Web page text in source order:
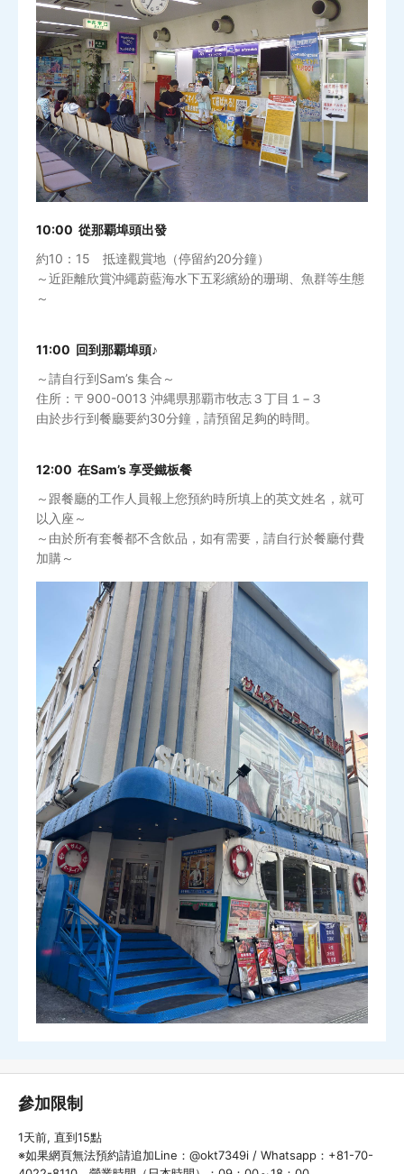
10:00 從那覇埠頭出發
約10：15 抵達觀賞地（停留約20分鐘）
～近距離欣賞沖繩蔚藍海水下五彩繽紛的珊瑚、魚群等生態
～
11:00 回到那覇埠頭♪
～請自行到Sam’s 集合～
住所：〒900-0013 沖縄県那覇市牧志３丁目１−３
由於步行到餐廳要約30分鐘，請預留足夠的時間。
12:00 在Sam’s 享受鐵板餐
～跟餐廳的工作人員報上您預約時所填上的英文姓名，就可
以入座～
～由於所有套餐都不含飲品，如有需要，請自行於餐廳付費
加購～
參加限制
1天前, 直到15點
※如果網頁無法預約請追加Line：@okt7349i / Whatsapp：+81-70-